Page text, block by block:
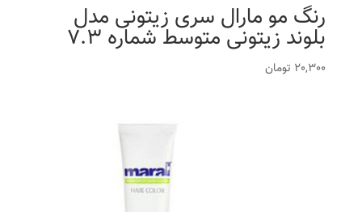
رنگ مو مارال سری زیتونی مدل
بلوند زیتونی متوسط شماره 7.3
20,300 تومان